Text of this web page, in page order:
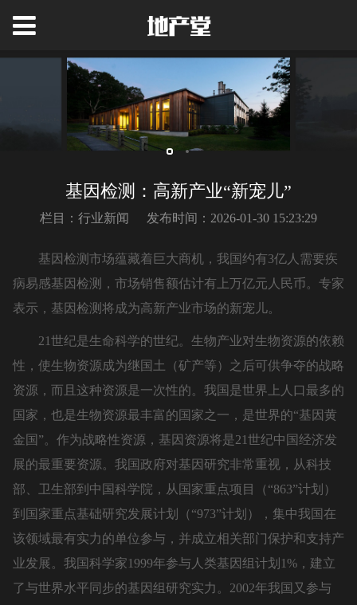
基因检测：高新产业“新宠儿”
栏目：行业新闻 发布时间：2026-01-30 15:23:29
基因检测市场蕴藏着巨大商机，我国约有3亿人需要疾
病易感基因检测，市场销售额估计有上万亿元人民币。专家
表示，基因检测将成为高新产业市场的新宠儿。
21世纪是生命科学的世纪。生物产业对生物资源的依赖
性，使生物资源成为继国土（矿产等）之后可供争夺的战略
资源，而且这种资源是一次性的。我国是世界上人口最多的
国家，也是生物资源最丰富的国家之一，是世界的“基因黄
金国”。作为战略性资源，基因资源将是21世纪中国经济发
展的最重要资源。我国政府对基因研究非常重视，从科技
部、卫生部到中国科学院，从国家重点项目（“863”计划）
到国家重点基础研究发展计划（“973”计划），集中我国在
该领域最有实力的单位参与，并成立相关部门保护和支持产
业发展。我国科学家1999年参与人类基因组计划1%，建立
了与世界水平同步的基因组研究实力。2002年我国又参与